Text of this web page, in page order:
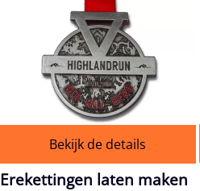
Bekijk de details
Erekettingen laten maken